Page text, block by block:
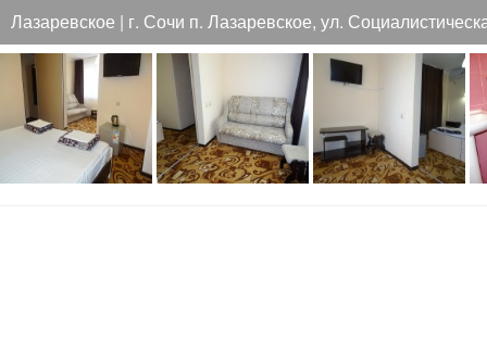
Лазаревское | г. Сочи п. Лазаревское, ул.